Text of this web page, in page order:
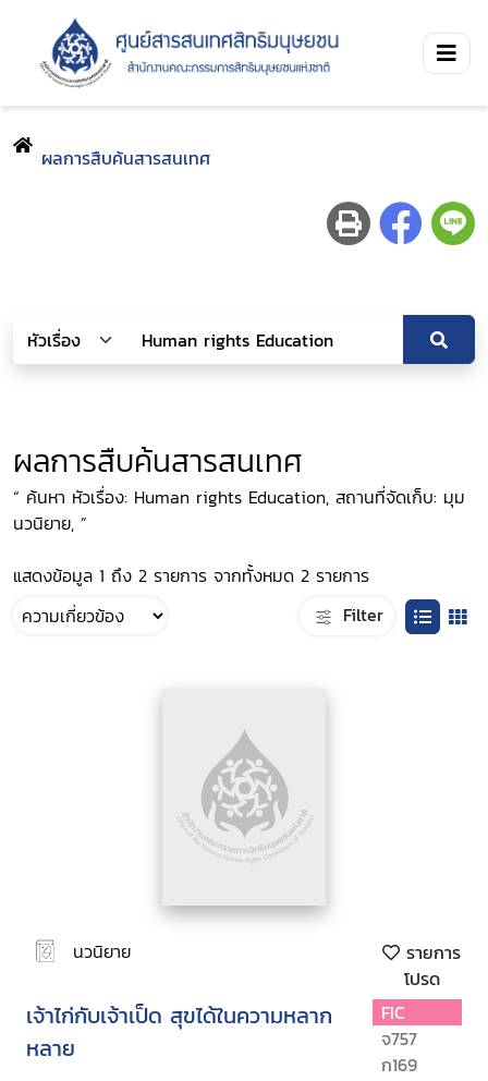
ผลการสืบค้นสารสนเทศ
ผลการสืบค้นสารสนเทศ
“ ค้นหา หัวเรื่อง: Human rights Education, สถานที่จัดเก็บ: มุม
นวนิยาย, ”
แสดงข้อมูล 1 ถึง 2 รายการ จากทั้งหมด 2 รายการ
Filter
นวนิยาย
รายการ
โปรด
เจ้าไก่กับเจ้าเป็ด สุขได้ในความหลาก
หลาย
FIC
จ757
ก169